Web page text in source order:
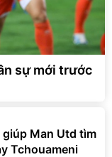
sự mới trước
giúp Man Utd tìm
Tchouameni